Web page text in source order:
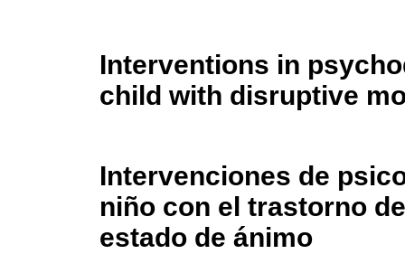
Interventions in
child with disruptive
Intervenciones de
niño con el trastorno
estado de ánimo